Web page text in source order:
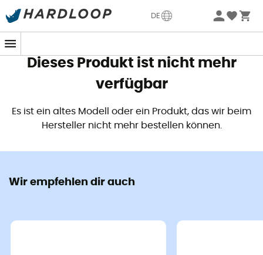
DE
Sommerangebote🔥 -5% EXTRA ab 2 Produkten* Code
Dieses Produkt ist nicht mehr
verfügbar
Es ist ein altes Modell oder ein Produkt, das wir beim
Hersteller nicht mehr bestellen können.
Wir empfehlen dir auch